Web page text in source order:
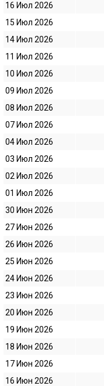
16 Июл 2026
15 Июл 2026
14 Июл 2026
11 Июл 2026
10 Июл 2026
09 Июл 2026
08 Июл 2026
07 Июл 2026
04 Июл 2026
03 Июл 2026
02 Июл 2026
01 Июл 2026
30 Июн 2026
27 Июн 2026
26 Июн 2026
25 Июн 2026
24 Июн 2026
23 Июн 2026
20 Июн 2026
19 Июн 2026
18 Июн 2026
17 Июн 2026
16 Июн 2026